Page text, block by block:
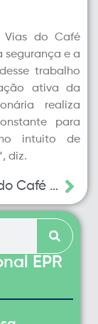
EPR
Vias do Café
e a
trabalho
ativa da
realiza
para
intuito de
diz.
EPR Vias do Café programa obras até sexta-feira para ampliar condições de segurança e tráfego em 6 rodovias